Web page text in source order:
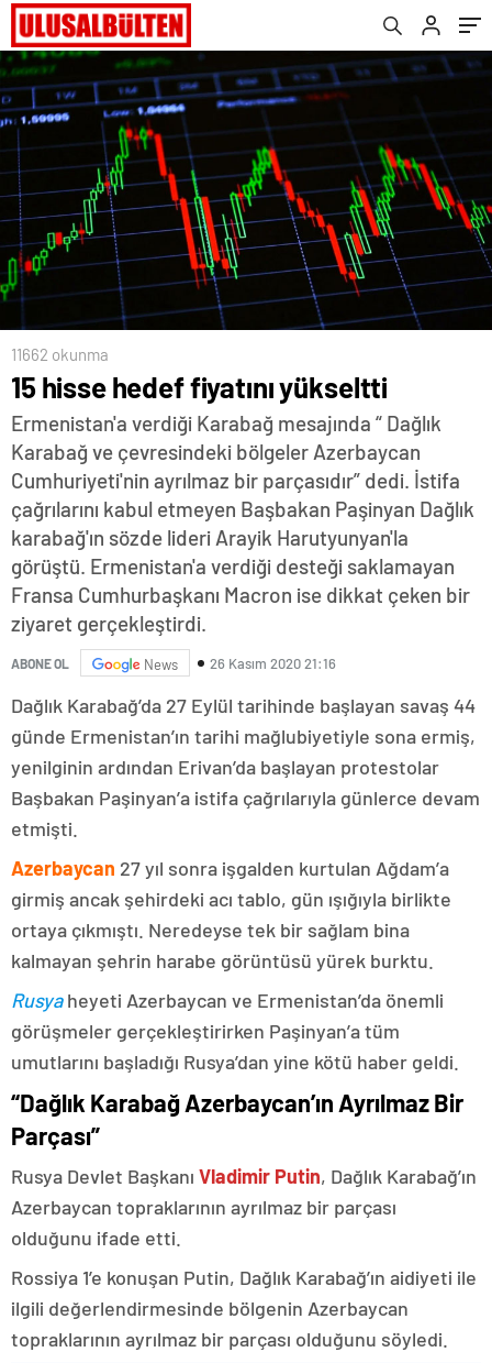
11662 okunma
15 hisse hedef fiyatını yükseltti
Ermenistan'a verdiği Karabağ mesajında “ Dağlık
Karabağ ve çevresindeki bölgeler Azerbaycan
Cumhuriyeti'nin ayrılmaz bir parçasıdır” dedi. İstifa
çağrılarını kabul etmeyen Başbakan Paşinyan Dağlık
karabağ'ın sözde lideri Arayik Harutyunyan'la
görüştü. Ermenistan'a verdiği desteği saklamayan
Fransa Cumhurbaşkanı Macron ise dikkat çeken bir
ziyaret gerçekleştirdi.
ABONE OL News 26 Kasım 2020 21:16
Dağlık Karabağ’da 27 Eylül tarihinde başlayan savaş 44
günde Ermenistan’ın tarihi mağlubiyetiyle sona ermiş,
yenilginin ardından Erivan’da başlayan protestolar
Başbakan Paşinyan’a istifa çağrılarıyla günlerce devam
etmişti.
Azerbaycan 27 yıl sonra işgalden kurtulan Ağdam’a
girmiş ancak şehirdeki acı tablo, gün ışığıyla birlikte
ortaya çıkmıştı. Neredeyse tek bir sağlam bina
kalmayan şehrin harabe görüntüsü yürek burktu.
Rusyaheyeti Azerbaycan ve Ermenistan’da önemli
görüşmeler gerçekleştirirken Paşinyan’a tüm
umutlarını başladığı Rusya’dan yine kötü haber geldi.
“Dağlık Karabağ Azerbaycan’ın Ayrılmaz Bir
Parçası”
Rusya Devlet Başkanı Vladimir Putin, Dağlık Karabağ’ın
Azerbaycan topraklarının ayrılmaz bir parçası
olduğunu ifade etti.
Rossiya 1’e konuşan Putin, Dağlık Karabağ’ın aidiyeti ile
ilgili değerlendirmesinde bölgenin Azerbaycan
topraklarının ayrılmaz bir parçası olduğunu söyledi.